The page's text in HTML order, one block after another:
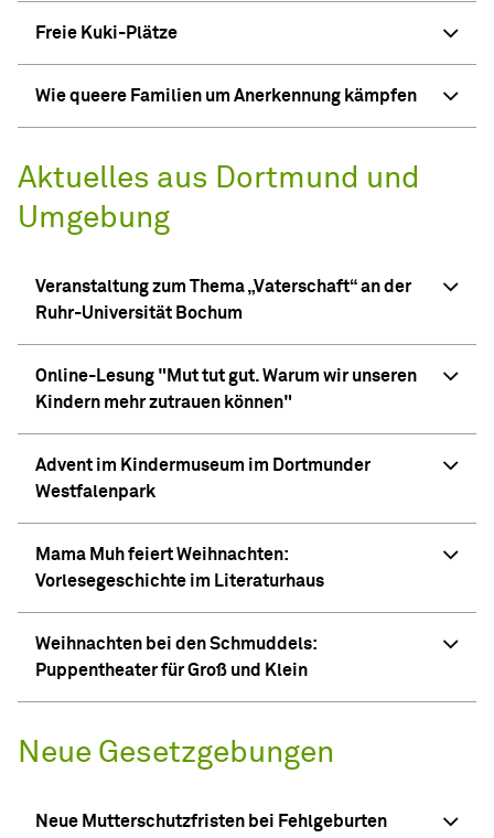
Freie Kuki-Plätze
Wie queere Familien um Anerkennung kämpfen
Aktuelles aus Dortmund und
Umgebung
Veranstaltung zum Thema „Vaterschaft“ an der
Ruhr-Universität Bochum
Online-Lesung "Mut tut gut. Warum wir unseren
Kindern mehr zutrauen können"
Advent im Kindermuseum im Dortmunder
Westfalenpark
Mama Muh feiert Weihnachten:
Vorlesegeschichte im Literaturhaus
Weihnachten bei den Schmuddels:
Puppentheater für Groß und Klein
Neue Gesetzgebungen
Neue Mutterschutzfristen bei Fehlgeburten